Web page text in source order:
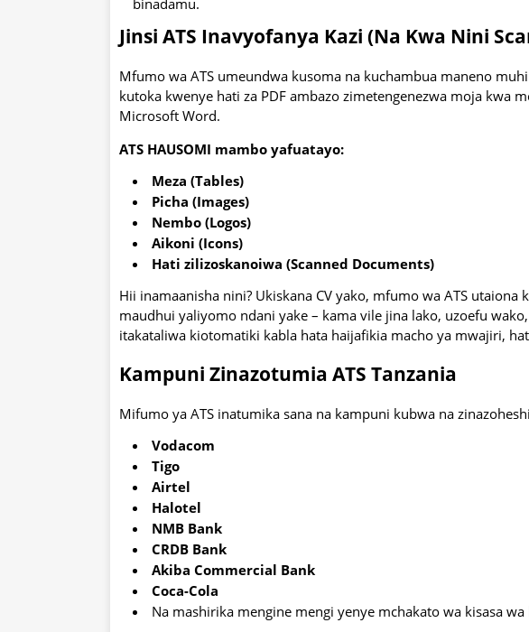
Jinsi ATS Inavyofanya Kazi (Na Kwa Nini
Mfumo wa ATS umeundwa kusoma na kuchambua maneno
kutoka kwenye hati za PDF ambazo zimetengenezwa moja kwa
Microsoft Word.
ATS HAUSOMI mambo yafuatayo:
Meza (Tables)
Picha (Images)
Nembo (Logos)
Aikoni (Icons)
Hati zilizoskanoiwa (Scanned Documents)
Hii inamaanisha nini? Ukiskana CV yako, mfumo wa ATS utaiona
maudhui yaliyomo ndani yake – kama vile jina lako, uzoefu
itakataliwa kiotomatiki kabla hata haijafikia macho ya mwajiri,
Kampuni Zinazotumia ATS Tanzania
Mifumo ya ATS inatumika sana na kampuni kubwa na
Vodacom
Tigo
Airtel
Halotel
NMB Bank
CRDB Bank
Akiba Commercial Bank
Coca-Cola
Na mashirika mengine mengi yenye mchakato wa kisasa